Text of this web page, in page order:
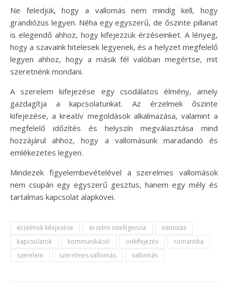
Ne feledjük, hogy a vallomás nem mindig kell, hogy
grandiózus legyen. Néha egy egyszerű, de őszinte pillanat
is elegendő ahhoz, hogy kifejezzük érzéseinket. A lényeg,
hogy a szavaink hitelesek legyenek, és a helyzet megfelelő
legyen ahhoz, hogy a másik fél valóban megértse, mit
szeretnénk mondani.
A szerelem kifejezése egy csodálatos élmény, amely
gazdagítja a kapcsolatunkat. Az érzelmek őszinte
kifejezése, a kreatív megoldások alkalmazása, valamint a
megfelelő időzítés és helyszín megválasztása mind
hozzájárul ahhoz, hogy a vallomásunk maradandó és
emlékezetes legyen.
Mindezek figyelembevételével a szerelmes vallomások
nem csupán egy egyszerű gesztus, hanem egy mély és
tartalmas kapcsolat alapkövei.
érzelmek kifejezése érzelmi intelligencia
intimitás
kapcsolatok
kommunikáció önkifejezés
romantika
szerelem
szerelmes vallomás vallomás